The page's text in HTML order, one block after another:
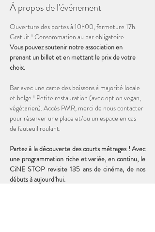
À propos de l'événement
Ouverture des portes à 10h00, fermeture 17h.
Gratuit ! Consommation au bar obligatoire.
Vous pouvez soutenir notre association en
prenant un billet et en mettant le prix de votre
choix.
Bar avec une carte des boissons à majorité locale
et belge ! Petite restauration (avec option vegan,
végétarien). Accès PMR, merci de nous contacter
pour réserver une place et/ou un espace en cas
de fauteuil roulant.
Partez à la découverte des courts métrages ! Avec
une programmation riche et variée, en continu, le
CiNE STOP revisite 135 ans de cinéma, de nos
débuts à aujourd’hui.